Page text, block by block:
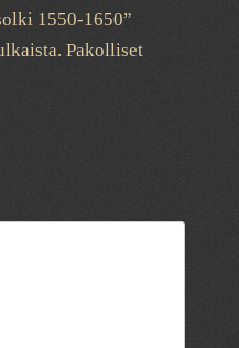
1550-1650”
Pakolliset